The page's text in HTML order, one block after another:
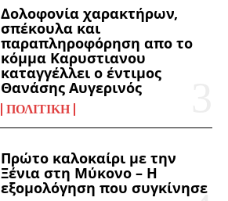
Δολοφονία χαρακτήρων,
σπέκουλα και
παραπληροφόρηση απο το
κόμμα Καρυστιανου
καταγγέλλει ο έντιμος
Θανάσης Αυγερινός
ΠΟΛΙΤΙΚΉ
Πρώτο καλοκαίρι με την
Ξένια στη Μύκονο – Η
εξομολόγηση που συγκίνησε